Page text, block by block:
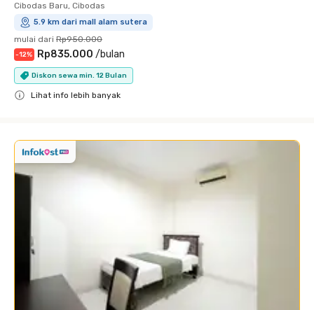
Cibodas Baru, Cibodas
5.9 km dari mall alam sutera
mulai dari Rp950.000
-12% Rp835.000 /bulan
Diskon sewa min. 12 Bulan
Lihat info lebih banyak